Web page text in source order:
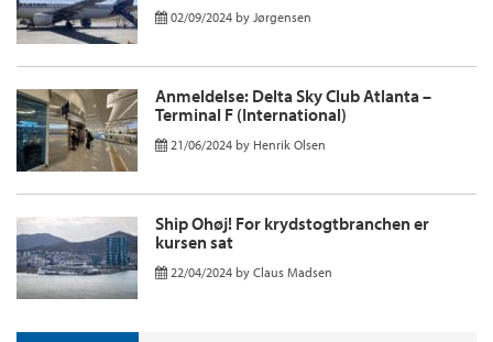
02/09/2024 by Jørgensen
Anmeldelse: Delta Sky Club Atlanta –
Terminal F (International)
21/06/2024 by Henrik Olsen
Ship Ohøj! For krydstogtbranchen er
kursen sat
22/04/2024 by Claus Madsen